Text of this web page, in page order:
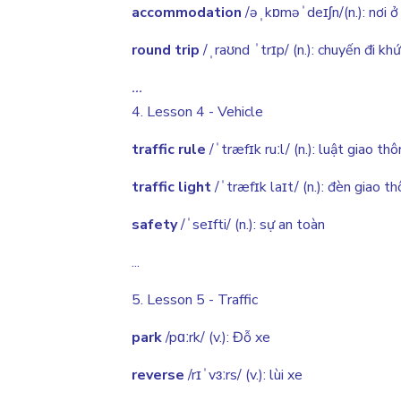
accommodation/əˌkɒməˈdeɪʃn/(n.): nơi ở
round trip/ˌraʊnd ˈtrɪp/ (n.): chuyến đi
...
4. Lesson 4 - Vehicle
traffic rule/ˈtræfɪk ruːl/ (n.): luật giao
traffic light/ˈtræfɪk laɪt/ (n.): đèn giao
safety/ˈseɪfti/ (n.): sự an toàn
...
5. Lesson 5 - Traffic
park/pɑːrk/ (v.): Đỗ xe
reverse/rɪˈvɜːrs/ (v.): lùi xe